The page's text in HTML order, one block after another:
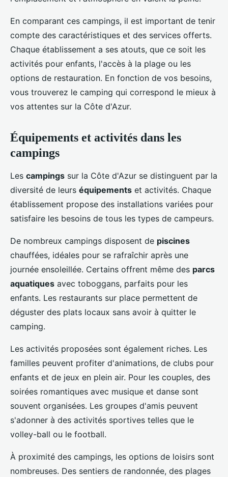
En comparant ces campings, il est important de tenir
compte des caractéristiques et des services offerts.
Chaque établissement a ses atouts, que ce soit les
activités pour enfants, l'accès à la plage ou les
options de restauration. En fonction de vos besoins,
vous trouverez le camping qui correspond le mieux à
vos attentes sur la Côte d'Azur.
Équipements et activités dans les
campings
Les campings sur la Côte d'Azur se distinguent par la
diversité de leurs équipements et activités. Chaque
établissement propose des installations variées pour
satisfaire les besoins de tous les types de campeurs.
De nombreux campings disposent de piscines
chauffées, idéales pour se rafraîchir après une
journée ensoleillée. Certains offrent même des parcs
aquatiques avec toboggans, parfaits pour les
enfants. Les restaurants sur place permettent de
déguster des plats locaux sans avoir à quitter le
camping.
Les activités proposées sont également riches. Les
familles peuvent profiter d'animations, de clubs pour
enfants et de jeux en plein air. Pour les couples, des
soirées romantiques avec musique et danse sont
souvent organisées. Les groupes d'amis peuvent
s'adonner à des activités sportives telles que le
volley-ball ou le football.
À proximité des campings, les options de loisirs sont
nombreuses. Des sentiers de randonnée, des plages